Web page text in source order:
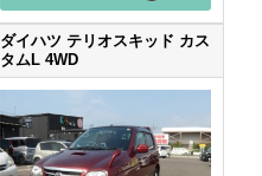
ダイハツ テリオスキッド カス
タムL 4WD